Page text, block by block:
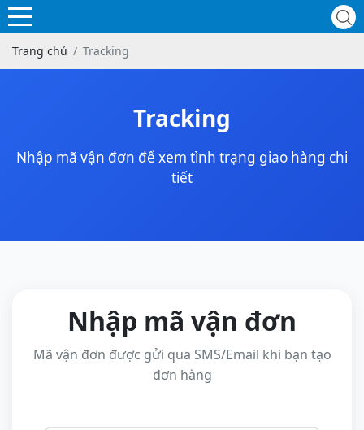
Trang chủ Tracking
Tracking
Nhập mã vận đơn để xem tình trạng giao hàng chi
tiết
Nhập mã vận đơn
Mã vận đơn được gửi qua SMS/Email khi bạn tạo
đơn hàng